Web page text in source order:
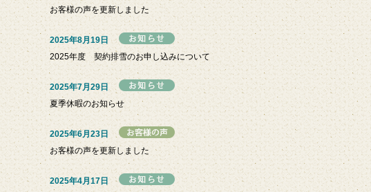
お客様の声を更新しました
2025年8月19日
2025年度 契約排雪のお申し込みについて
2025年7月29日
夏季休暇のお知らせ
2025年6月23日
お客様の声を更新しました
2025年4月17日